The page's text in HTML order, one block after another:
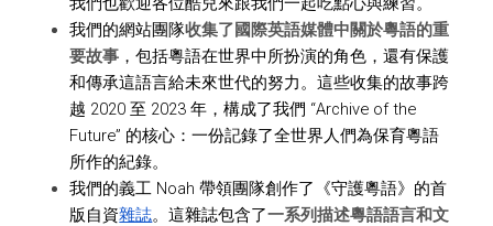
我們的網站團隊收集了國際英語媒體中關於粵語的重
要故事 ，包括粵語在世界中所扮演的角色，還有保護
和傳承這語言給未來世代的努力。這些收集的故事跨
越 2020 至 2023 年，構成了我們 “Archive of the
Future” 的核心：一份記錄了全世界人們為保育粵語
所作的紀錄。
我們的義工 Noah 帶領團隊創作了《守護粵語》的首
版自資雜誌。這雜誌包含了一系列描述粵語語言和文